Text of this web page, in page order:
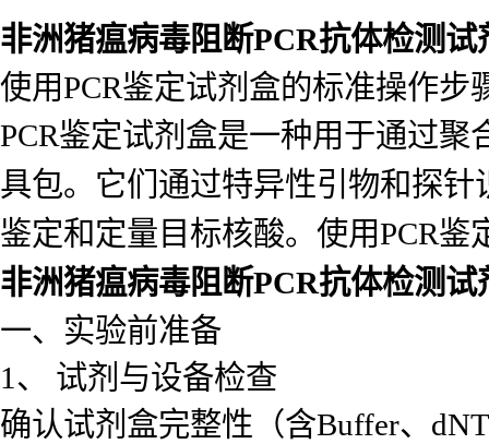
非洲猪瘟病毒阻断PCR抗体检测试
使用PCR鉴定试剂盒的标准操作步
PCR鉴定试剂盒是一种用于通过
具包。它们通过特异性引物和探
鉴定和定量目标核酸。使用PCR
非洲猪瘟病毒阻断PCR抗体检测试
一、实验前准备
1、 试剂与设备检查
确认试剂盒完整性（含Buffer、